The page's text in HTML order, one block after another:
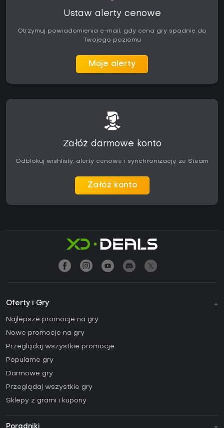
Ustaw alerty cenowe
Otrzymuj powiadomienia e-mail, gdy cena gry spadnie do
Twojego poziomu
Moje alerty
Załóż darmowe konto
Odblokuj wishlisty, alerty cenowe i synchronizację ze Steam
Załóż konto
Oferty i Gry
Najlepsze promocje na gry
Nowe promocje na gry
Przeglądaj wszystkie promocje
Popularne gry
Darmowe gry
Przeglądaj wszystkie gry
Sklepy z grami i kupony